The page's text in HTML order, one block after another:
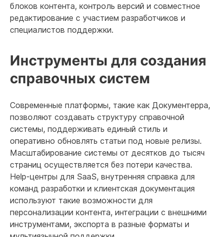
блоков контента, контроль версий и совместное
редактирование с участием разработчиков и
специалистов поддержки.
Инструменты для создания
справочных систем
Современные платформы, такие как Документерра,
позволяют создавать структуру справочной
системы, поддерживать единый стиль и
оперативно обновлять статьи под новые релизы.
Масштабирование системы от десятков до тысяч
страниц осуществляется без потери качества.
Help-центры для SaaS, внутренняя справка для
команд разработки и клиентская документация
используют такие возможности для
персонализации контента, интеграции с внешними
инструментами, экспорта в разные форматы и